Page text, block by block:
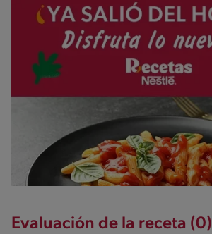
Evaluación de la receta (0)